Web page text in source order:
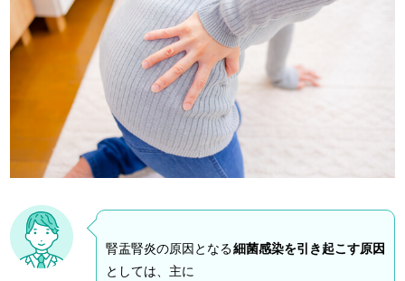
腎盂腎炎の原因となる細菌感染を引き起こす原因
としては、主に